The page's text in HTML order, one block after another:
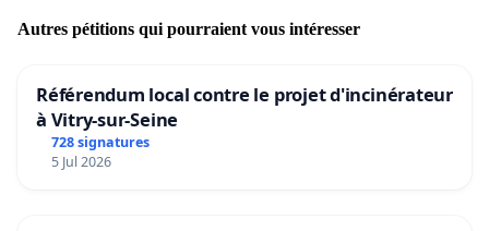
Autres pétitions qui pourraient vous intéresser
Référendum local contre le projet d'incinérateur
à Vitry-sur-Seine
728 signatures
5 Jul 2026